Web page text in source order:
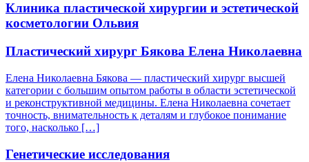
Клиника пластической хирургии и эстетической
косметологии Ольвия
Пластический хирург Бякова Елена Николаевна
Елена Николаевна Бякова — пластический хирург высшей
категории с большим опытом работы в области эстетической
и реконструктивной медицины. Елена Николаевна сочетает
точность, внимательность к деталям и глубокое понимание
того, насколько […]
Генетические исследования